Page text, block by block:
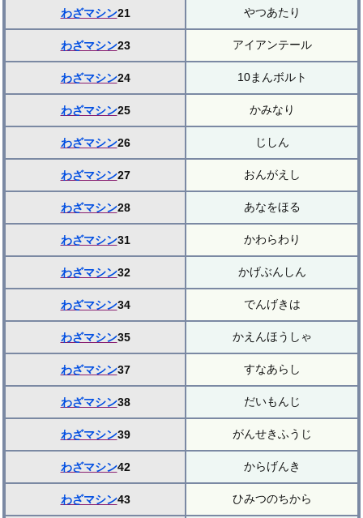
わざマシン21 やつあたり
わざマシン23 アイアンテール
わざマシン24 10まんボルト
わざマシン25 かみなり
わざマシン26 じしん
わざマシン27 おんがえし
わざマシン28 あなをほる
わざマシン31 かわらわり
わざマシン32 かげぶんしん
わざマシン34 でんげきは
わざマシン35 かえんほうしゃ
わざマシン37 すなあらし
わざマシン38 だいもんじ
わざマシン39 がんせきふうじ
わざマシン42 からげんき
わざマシン43 ひみつのちから